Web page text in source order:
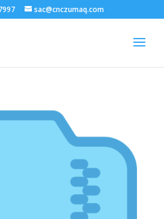
sac@cnczumaq.com